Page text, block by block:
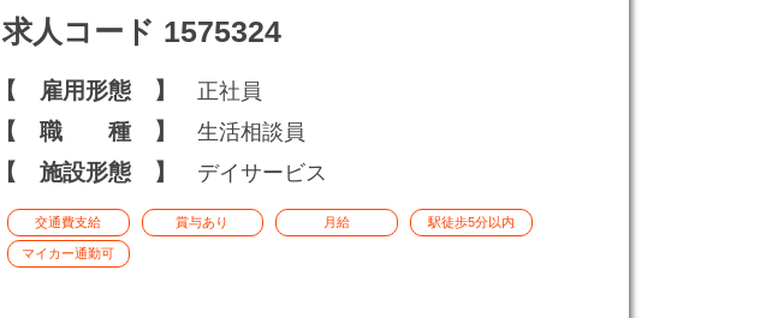
交通費支給 賞与あり 月給 駅徒歩5分以内
マイカー通勤可
求人コード 1575324
【 雇用形態 】 正社員
【 職 種 】 生活相談員
【 施設形態 】 デイサービス